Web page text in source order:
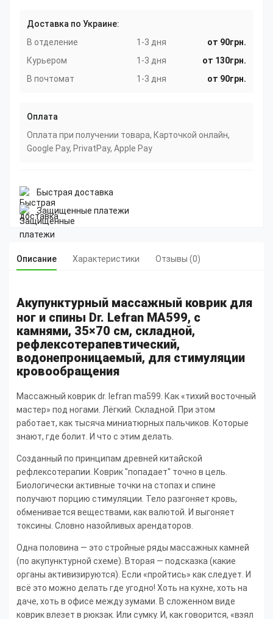
Доставка по Украине:
В отделение
1-3 дня
от 90грн.
Курьером
1-3 дня
от 130грн.
В почтомат
1-3 дня от 90грн.
Оплата
Оплата при получении товара, Карточкой онлайн,
Google Pay, PrivatPay, Apple Pay
Быстрая доставка
Защищенные платежи
Описание Характеристики Отзывы (0)
Акупунктурный массажный коврик для
ног и спины Dr. Lefran MA599, с
камнями, 35×70 см, складной,
рефлексотерапевтический,
водонепроницаемый, для стимуляции
кровообращения
Массажный коврик dr. lefran ma599. Как «тихий восточный
мастер» под ногами. Лёгкий. Складной. При этом
работает, как тысяча миниатюрных пальчиков. Которые
знают, где болит. И что с этим делать.
Созданный по принципам древней китайской
рефлексотерапии. Коврик "попадает" точно в цель.
Биологически активные точки на стопах и спине
получают порцию стимуляции. Тело разгоняет кровь,
обменивается веществами, как валютой. И выгоняет
токсины. Словно назойливых арендаторов.
Одна половина — это стройные ряды массажных камней
(по акупунктурной схеме). Вторая — подсказка (какие
органы активизируются). Если «пройтись» как следует. И
всё это можно делать где угодно! Хоть на кухне, хоть на
даче, хоть в офисе между зумами. В сложенном виде
коврик влезет в рюкзак. Или сумку. И, как говорится, «взял